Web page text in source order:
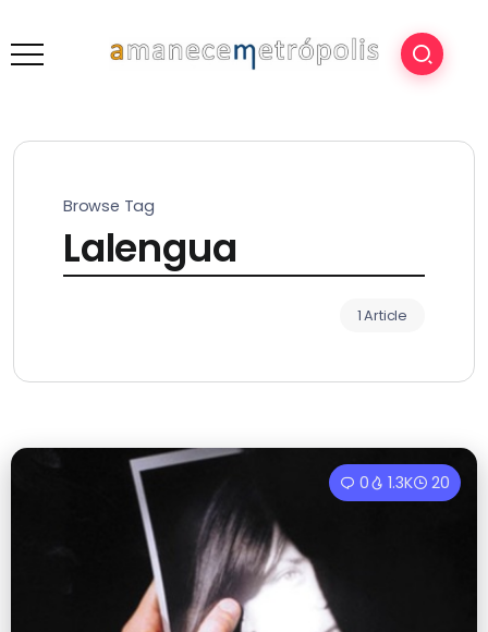
Browse Tag
Lalengua
1 Article
0 1.3K 20